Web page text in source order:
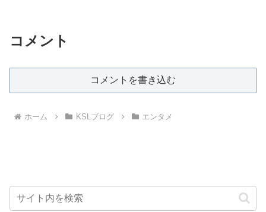
コメント
コメントを書き込む
ホーム KSLブログ エンタメ